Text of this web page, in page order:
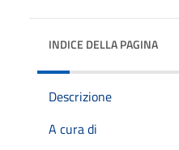
INDICE DELLA PAGINA
Descrizione
A cura di